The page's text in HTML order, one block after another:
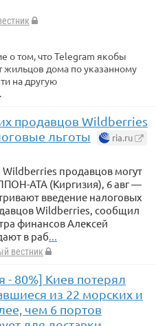
о том, что Telegram якобы
жильцов дома по указанному
на другую
продавцов Wildberries
льготы
ria.ru
продавцов могут
АТА (Киргизия), 6 авг —
введение налоговых
Wildberries, сообщил
финансов Алексей
в раб
вестник
- 80%] Киев потерял
из 22 морских и
чем 6 портов